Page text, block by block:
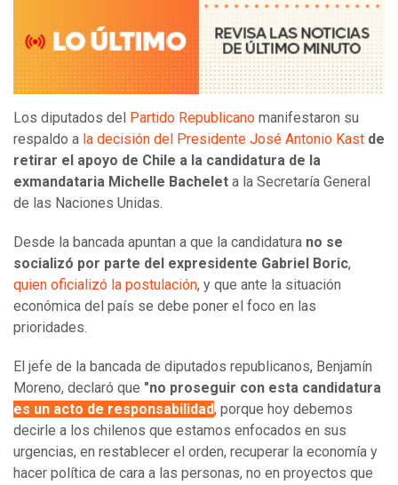
Los diputados del Partido Republicano manifestaron su
respaldo a la decisión del Presidente José Antonio Kast de
retirar el apoyo de Chile a la candidatura de la
exmandataria Michelle Bachelet a la Secretaría General
de las Naciones Unidas.
Desde la bancada apuntan a que la candidatura no se
socializó por parte del expresidente Gabriel Boric,
quien oficializó la postulación, y que ante la situación
económica del país se debe poner el foco en las
prioridades.
El jefe de la bancada de diputados republicanos, Benjamín
Moreno, declaró que "no proseguir con esta candidatura
es un acto de responsabilidad, porque hoy debemos
decirle a los chilenos que estamos enfocados en sus
urgencias, en restablecer el orden, recuperar la economía y
hacer política de cara a las personas, no en proyectos que